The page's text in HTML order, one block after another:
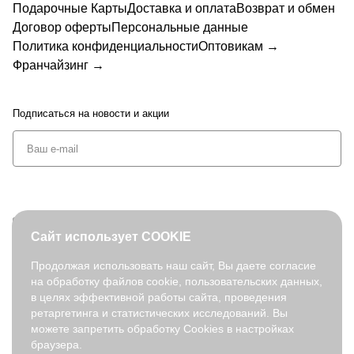
Подарочные КартыДоставка и оплатаВозврат и обмен
Договор офертыПерсональные данные
Политика конфиденциальностиОптовикам →
Франчайзинг →
Подписаться на новости и акции
© 2026. fabretti.ru. Все права защищены
На информационном ресурсе применяются
рекомендательные
технологии .
Все ресурсы сайта fabretti.ru, включая (но не ограничиваясь)
Сайт использует COOKIE
Продолжая использовать наш сайт, Вы даете согласие
на обработку файлов cookie, пользовательских данных,
в целях эффективной работы сайта, проведения
ретаргетинга и статистических исследований. Вы
можете запретить обработку Cookies в настройках
браузера.